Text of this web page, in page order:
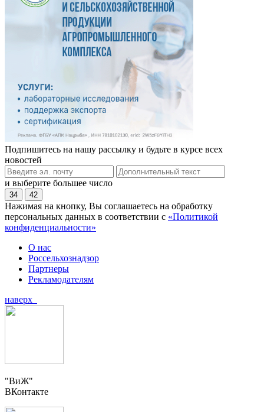
Подпишитесь на нашу рассылку и будьте в курсе всех
новостей
и выберите большее число
34 42
Нажимая на кнопку, Вы соглашаетесь на обработку
персональных данных в соответствии с «Политикой
конфиденциальности»
О нас
Россельхознадзор
Партнеры
Рекламодателям
наверх
"ВиЖ"
ВКонтакте